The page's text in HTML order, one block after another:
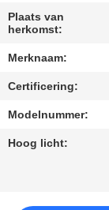
SITEMAP
Plaats van
herkomst:
Merknaam:
Certificering:
Modelnummer:
Hoog licht: